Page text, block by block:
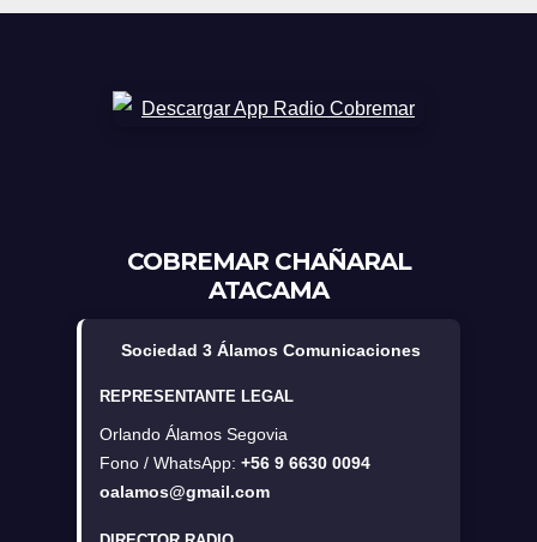
COBREMAR CHAÑARAL
ATACAMA
Sociedad 3 Álamos Comunicaciones
REPRESENTANTE LEGAL
Orlando Álamos Segovia
Fono / WhatsApp: +56 9 6630 0094
oalamos@gmail.com